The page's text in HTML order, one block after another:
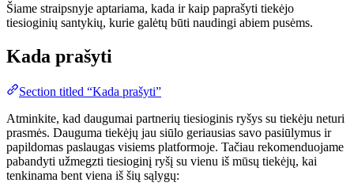
Šiame straipsnyje aptariama, kada ir kaip paprašyti tiekėjo
tiesioginių santykių, kurie galėtų būti naudingi abiem pusėms.
Kada prašyti
Section titled “Kada prašyti”
Atminkite, kad daugumai partnerių tiesioginis ryšys su tiekėju neturi
prasmės. Dauguma tiekėjų jau siūlo geriausias savo pasiūlymus ir
papildomas paslaugas visiems platformoje. Tačiau rekomenduojame
pabandyti užmegzti tiesioginį ryšį su vienu iš mūsų tiekėjų, kai
tenkinama bent viena iš šių sąlygų: